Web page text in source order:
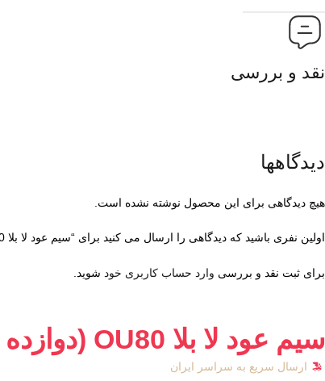
نقد و بررسی
دیدگاهها
هیچ دیدگاهی برای این محصول نوشته نشده است.
اولین نفری باشید که دیدگاهی را ارسال می کنید برای “سیم عود لا بلا OU80 (دوازده سیم – عرب)”
برای ثبت نقد و بررسی وارد حساب کاربری خود شوید.
سیم عود لا بلا OU80 (دوازده سیم – عرب)
ارسال سریع به سراسر ایران